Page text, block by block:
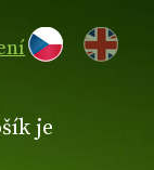
EN
je